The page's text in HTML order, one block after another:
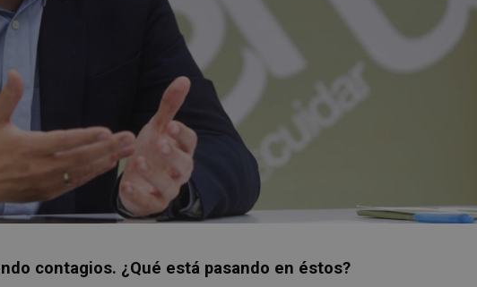
contagios. ¿Qué está pasando en éstos?